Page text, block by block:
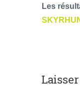
Les